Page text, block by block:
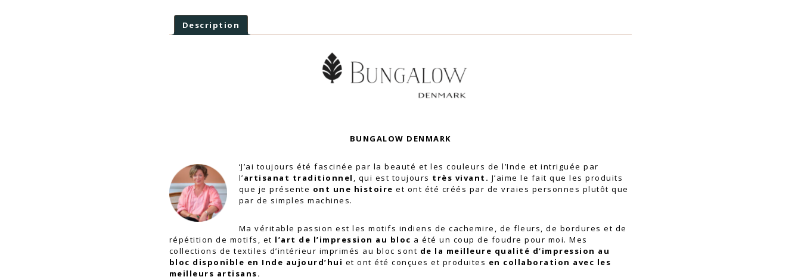
Description
BUNGALOW DENMARK
‘J’ai toujours été fascinée par la beauté et les couleurs de l’Inde et intriguée par
l’artisanat traditionnel , qui est toujours très vivant. J’aime le fait que les produits
que je présente ont une histoire et ont été créés par de vraies personnes plutôt que
par de simples machines.
Ma véritable passion est les motifs indiens de cachemire, de fleurs, de bordures et de
répétition de motifs, et l’art de l’impression au bloc a été un coup de foudre pour moi. Mes
collections de textiles d’intérieur imprimés au bloc sont de la meilleure qualité d’impression au
bloc disponible en Inde aujourd’hui et ont été conçues et produites en collaboration avec les
meilleurs artisans.